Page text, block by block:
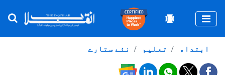
نئے ستارے تعلیم ابتداء